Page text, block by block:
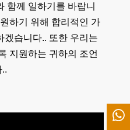
함께 일하기를 바랍니
하기 위해 합리적인 가
겠습니다.. 또한 우리는
지원하는 귀하의 조언